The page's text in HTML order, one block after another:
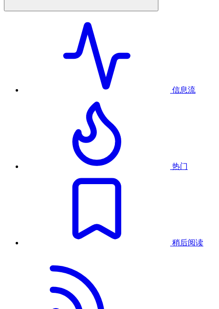
信息流
热门
稍后阅读